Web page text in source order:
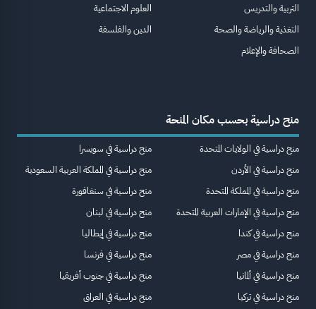
التربية والتدريس
التغذية والرياضة والصحة
الصحافة والإعلام
العلوم الاجتماعية
الدين والفلسفة
منح دراسية بحسب مكان المنحة
منح دراسية في الولايات المتحدة
منح دراسية في الأردن
منح دراسية في المملكة المتحدة
منح دراسية في الإمارات العربية المتحدة
منح دراسية في كندا
منح دراسية في مصر
منح دراسية في ألمانيا
منح دراسية في تركيا
منح دراسية في سويسرا
منح دراسية في المملكة العربية السعودية
منح دراسية في سنغافورة
منح دراسية في لبنان
منح دراسية في إيطاليا
منح دراسية في فرنسا
منح دراسية في جنوب أفريقيا
منح دراسية في العراق